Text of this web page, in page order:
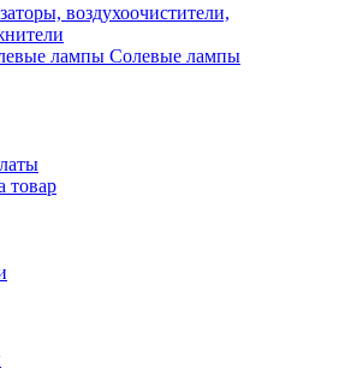
воздухоочистители,
Солевые лампы
товар